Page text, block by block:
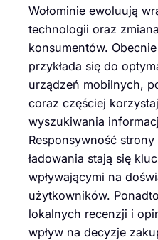
Wołominie ewoluują
technologii oraz
konsumentów.
przykłada się do
urządzeń mobilnych,
coraz częściej
wyszukiwania
Responsywność
ładowania stają się
wpływającymi na
użytkowników.
lokalnych recenzji i
wpływ na decyzje